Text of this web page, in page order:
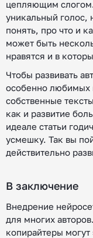
цепляющим
уникальный голос,
понять, про что и
может быть
нравятся и в
Чтобы развивать
особенно любимых
собственные
как и развитие
идеале статьи
усмешку. Так вы
действительно
В заключение
Внедрение
для многих
копирайтеры могут